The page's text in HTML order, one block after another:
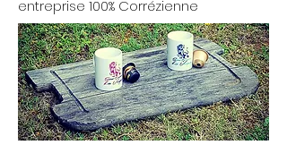
entreprise 100% Corrézienne